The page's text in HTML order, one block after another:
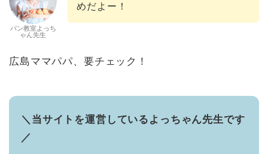
パン教室よっち
ゃん先生
めだよー！
広島ママパパ、要チェック！
＼当サイトを運営しているよっちゃん先生です
／